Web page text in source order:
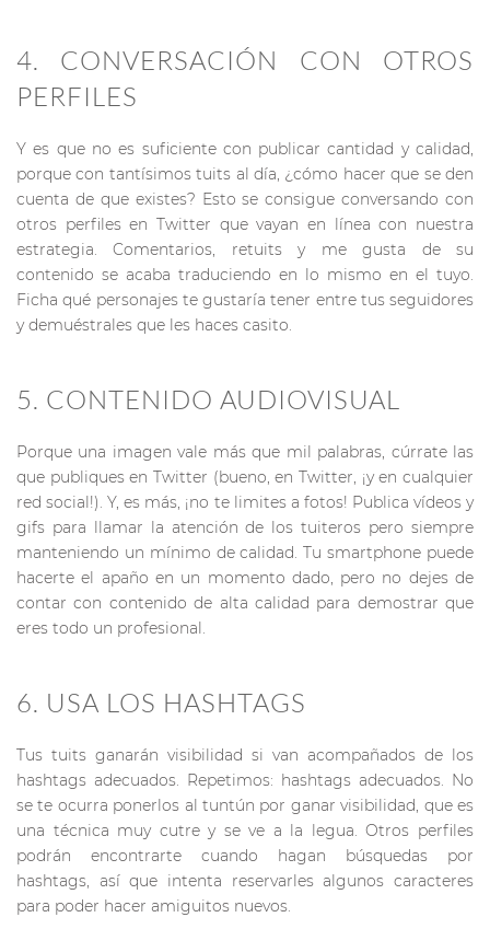
4. CONVERSACIÓN CON OTROS
PERFILES
Y es que no es suficiente con publicar cantidad y calidad,
porque con tantísimos tuits al día, ¿cómo hacer que se den
cuenta de que existes? Esto se consigue conversando con
otros perfiles en Twitter que vayan en línea con nuestra
estrategia. Comentarios, retuits y me gusta de su
contenido se acaba traduciendo en lo mismo en el tuyo.
Ficha qué personajes te gustaría tener entre tus seguidores
y demuéstrales que les haces casito.
5. CONTENIDO AUDIOVISUAL
Porque una imagen vale más que mil palabras, cúrrate las
que publiques en Twitter (bueno, en Twitter, ¡y en cualquier
red social!). Y, es más, ¡no te limites a fotos! Publica vídeos y
gifs para llamar la atención de los tuiteros pero siempre
manteniendo un mínimo de calidad. Tu smartphone puede
hacerte el apaño en un momento dado, pero no dejes de
contar con contenido de alta calidad para demostrar que
eres todo un profesional.
6. USA LOS HASHTAGS
Tus tuits ganarán visibilidad si van acompañados de los
hashtags adecuados. Repetimos: hashtags adecuados. No
se te ocurra ponerlos al tuntún por ganar visibilidad, que es
una técnica muy cutre y se ve a la legua. Otros perfiles
podrán encontrarte cuando hagan búsquedas por
hashtags, así que intenta reservarles algunos caracteres
para poder hacer amiguitos nuevos.